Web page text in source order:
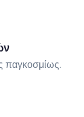
παγκοσμίως.